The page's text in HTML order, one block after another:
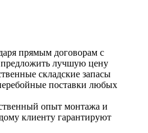
прямым договорам с
лучшую цену
складские запасы
поставки любых
опыт монтажа и
клиенту гарантируют